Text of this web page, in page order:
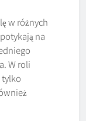
w różnych
na
W roli
tylko